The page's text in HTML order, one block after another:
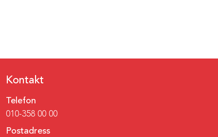
Kontakt
Telefon
010-358 00 00
Postadress